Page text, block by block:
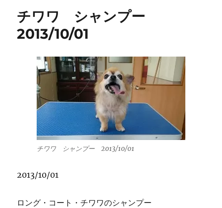
チワワ シャンプー
2013/10/01
チワワ シャンプー 2013/10/01
2013/10/01
ロング・コート・チワワのシャンプー